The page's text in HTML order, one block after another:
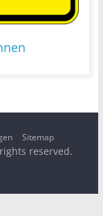
Sitemap
reserved.